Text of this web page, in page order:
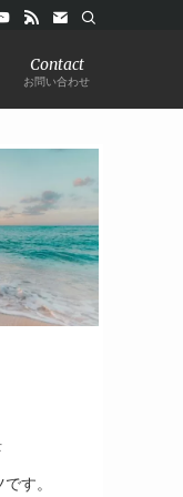
Contact
お問い合わせ
す。